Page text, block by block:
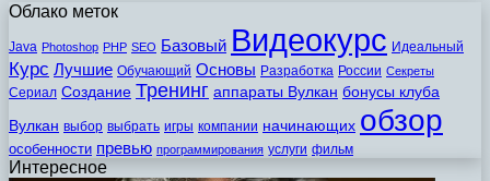
Облако меток
Java Photoshop PHP SEO Базовый Видеокурс Идеальный
Курс Лучшие Обучающий Основы Разработка России Секреты
Сериал Создание Тренинг аппараты Вулкан бонусы клуба
Вулкан выбор выбрать игры компании начинающих обзор
особенности превью программирования услуги фильм
Интересное